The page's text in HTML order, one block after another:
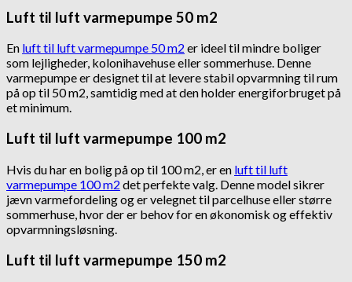
Luft til luft varmepumpe 50 m2
En luft til luft varmepumpe 50 m2 er ideel til mindre boliger
som lejligheder, kolonihavehuse eller sommerhuse. Denne
varmepumpe er designet til at levere stabil opvarmning til rum
på op til 50 m2, samtidig med at den holder energiforbruget på
et minimum.
Luft til luft varmepumpe 100 m2
Hvis du har en bolig på op til 100 m2, er en luft til luft
varmepumpe 100 m2 det perfekte valg. Denne model sikrer
jævn varmefordeling og er velegnet til parcelhuse eller større
sommerhuse, hvor der er behov for en økonomisk og effektiv
opvarmningsløsning.
Luft til luft varmepumpe 150 m2